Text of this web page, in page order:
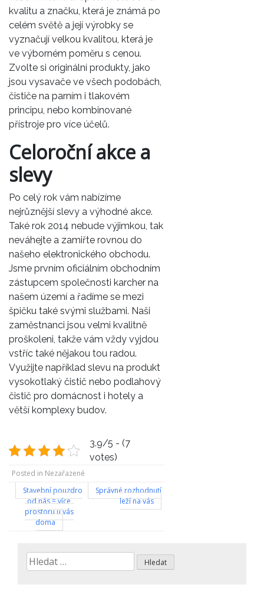
kvalitu a značku, která je známá po
celém světě a její výrobky se
vyznačují velkou kvalitou, která je
ve výborném poměru s cenou.
Zvolte si originální produkty, jako
jsou vysavače ve všech podobách,
čističe na parním i tlakovém
principu, nebo kombinované
přístroje pro více účelů.
Celoroční akce a
slevy
Po celý rok vám nabízíme
nejrůznější slevy a výhodné akce.
Také rok 2014 nebude výjimkou, tak
neváhejte a zamiřte rovnou do
našeho elektronického obchodu.
Jsme prvním oficiálním obchodním
zástupcem společnosti karcher na
našem území a řadíme se mezi
špičku také svými službami. Naši
zaměstnanci jsou velmi kvalitně
proškoleni, takže vám vždy vyjdou
vstříc také nějakou tou radou.
Využijte například slevu na produkt
vysokotlaký čistič nebo podlahový
čistič pro domácnost i hotely a
větší komplexy budov.
3.9/5 - (7
votes)
Posted in Nezařazené
Navigace
pro
Stavební pouzdro
od nás = více
prostoru u vás
doma
Správné rozhodnutí
leží na vás
Vyhledávání